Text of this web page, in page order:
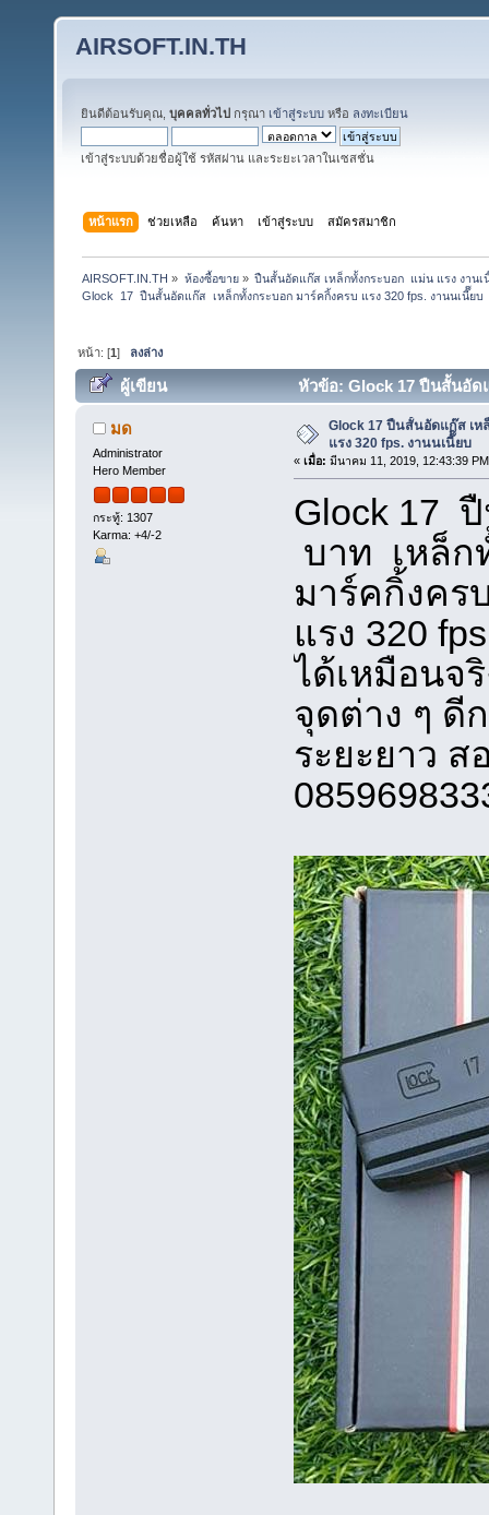
AIRSOFT.IN.TH
ยินดีต้อนรับคุณ, บุคคลทั่วไป กรุณา เข้าสู่ระบบ หรือ ลงทะเบียน
เข้าสู่ระบบด้วยชื่อผู้ใช้ รหัสผ่าน และระยะเวลาในเซสชั่น
หน้าแรก ช่วยเหลือ ค้นหา เข้าสู่ระบบ สมัครสมาชิก
AIRSOFT.IN.TH » ห้องซื้อขาย» ปืนสั้นอัดแก๊ส เหล็กทั้งกระบอก  แม่น แรง งาน
Glock  17  ปืนสั้นอัดแก๊ส  เหล็กทั้งกระบอก มาร์คกิ้งครบ แรง 320 fps. งานนเนี๊๊ยบ
หน้า: [1] ลงล่าง
ผู้เขียน
หัวข้อ: Glock 17 ปืนสั้นอัด
18678 ครั้ง)
มด
Administrator
Hero Member
กระทู้: 1307
Karma: +4/-2
Glock 17 ปืนสั้นอัดแก๊ส เห
แรง 320 fps. งานนเนี๊๊ยบ
« เมื่อ: มีนาคม 11, 2019, 12:43:39
Glock 17
บาท เหล็ก
มาร์คกิ้งคร
แรง 320
ได้เหมือนจ
จุดต่าง ๆ ดี
ระยะยาว